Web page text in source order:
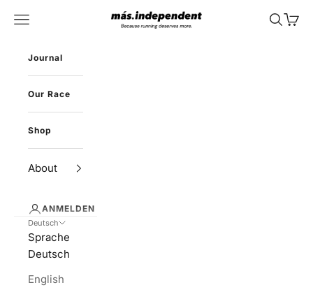
más.independent
Menü Suchen
Journal
Our Race
Shop
About
ANMELDEN
Deutsch
Sprache
Deutsch
English